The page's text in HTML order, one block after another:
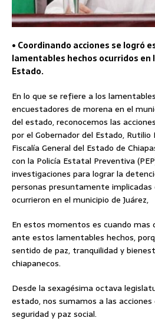
• Coordinando acciones se logró
lamentables hechos ocurridos en
Estado.
En lo que se refiere a los
encuestadores de morena en el
del estado, reconocemos las
por el Gobernador del Estado, Rutilio
Fiscalía General del Estado de
con la Policía Estatal Preventiva
investigaciones para lograr la
personas presuntamente implicadas
ocurrieron en el municipio de Juárez,
En estos momentos es cuando mas
ante estos lamentables hechos,
sentido de paz, tranquilidad y
chiapanecos.
Desde la sexagésima octava
estado, nos sumamos a las
seguridad y paz social.